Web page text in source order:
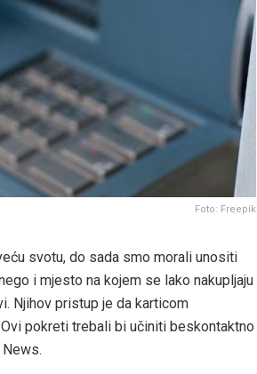
Foto: Freepik
svotu, do sada smo morali unositi
i mjesto na kojem se lako nakupljaju
Njihov pristup je da karticom
pokreti trebali bi učiniti beskontaktno